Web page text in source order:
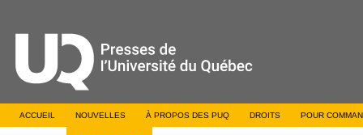
ACCUEIL NOUVELLES À PROPOS DES PUQ DROITS POUR